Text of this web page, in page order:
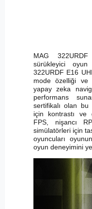
MAG
sürükleyici oyun
322URDF E16
mode özelliği ve
yapay zeka
performans
sertifikalı olan bu
için kontrastı ve
FPS, nişancı
simülatörleri için
oyuncuları
oyun deneyimini